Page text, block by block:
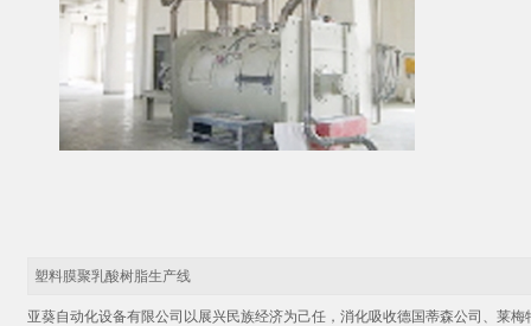
塑料膜聚乳酸树脂生产线
亚葵自动化设备有限公司以展兴民族经济为己任，消化吸收德国蒂森公司、莱